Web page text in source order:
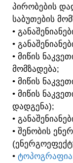
ᲞᲘᲠᲝᲑᲔᲑᲘᲡ
ᲡᲐᲑᲣᲗᲔᲑᲘᲡ
•
•
• ᲛᲘᲬᲘᲡ
ᲛᲝᲛᲖᲐᲓᲔᲑᲐ;
• ᲛᲘᲬᲘᲡ
• ᲛᲘᲬᲘᲡ
ᲓᲐᲓᲒᲔᲜᲐ);
•
• ᲨᲔᲜᲝᲑᲘᲡ
•